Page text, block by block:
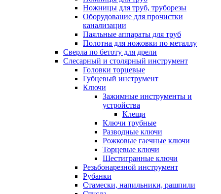
Ножницы для труб, труборезы
Оборудование для прочистки
канализации
Паяльные аппараты для труб
Полотна для ножовки по металлу
Сверла по бетоту для дрели
Слесарный и столярный инструмент
Головки торцевые
Губцевый инструмент
Ключи
Зажимные инструменты и
устройства
Клещи
Ключи трубные
Разводные ключи
Рожковые гаечные ключи
Торцевые ключи
Шестигранные ключи
Резьбонарезной инструмент
Рубанки
Стамески, напильники, рашпили